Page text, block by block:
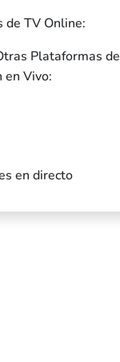
de TV Online:
Plataformas de
en Vivo:
en directo